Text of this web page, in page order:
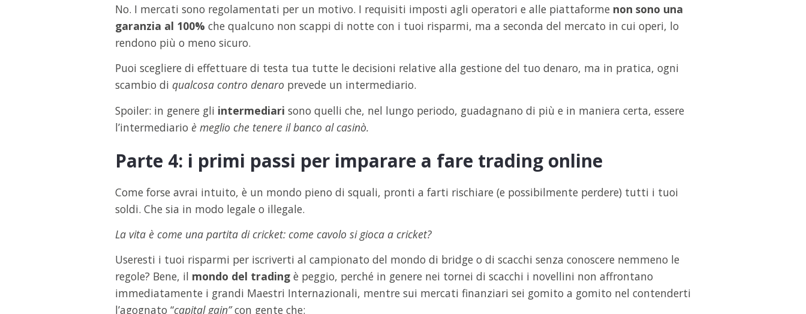
No. I mercati sono regolamentati per un motivo. I requisiti imposti agli operatori e alle piattaforme non sono una
garanzia al 100% che qualcuno non scappi di notte con i tuoi risparmi, ma a seconda del mercato in cui operi, lo
rendono più o meno sicuro.
Puoi scegliere di effettuare di testa tua tutte le decisioni relative alla gestione del tuo denaro, ma in pratica, ogni
scambio di qualcosa contro denaro prevede un intermediario.
Spoiler: in genere gli intermediari sono quelli che, nel lungo periodo, guadagnano di più e in maniera certa, essere
l’intermediario è meglio che tenere il banco al casinò.
Parte 4: i primi passi per imparare a fare trading online
Come forse avrai intuito, è un mondo pieno di squali, pronti a farti rischiare (e possibilmente perdere) tutti i tuoi
soldi. Che sia in modo legale o illegale.
La vita è come una partita di cricket: come cavolo si gioca a cricket?
Useresti i tuoi risparmi per iscriverti al campionato del mondo di bridge o di scacchi senza conoscere nemmeno le
regole? Bene, il mondo del trading è peggio, perché in genere nei tornei di scacchi i novellini non affrontano
immediatamente i grandi Maestri Internazionali, mentre sui mercati finanziari sei gomito a gomito nel contenderti
l’agognato “capital gain”con gente che: